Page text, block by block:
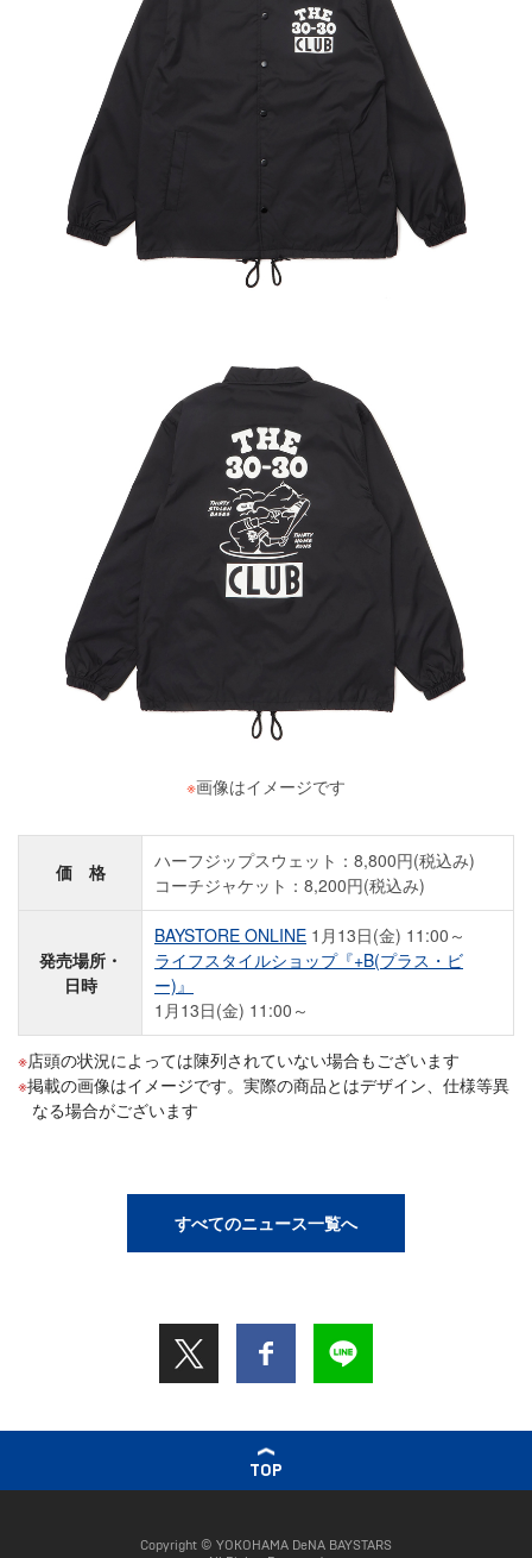
※画像はイメージです
価 格
ハーフジップスウェット：8,800円(税込み)
コーチジャケット：8,200円(税込み)
発売場所・
日時
BAYSTORE ONLINE 1月13日(金) 11:00～
ライフスタイルショップ『+B(プラス・ビ
ー)』
1月13日(金) 11:00～
店頭の状況によっては陳列されていない場合もございます
掲載の画像はイメージです。実際の商品とはデザイン、仕様等異
なる場合がございます
すべてのニュース一覧へ
TOP
Copyright © YOKOHAMA DeNA BAYSTARS